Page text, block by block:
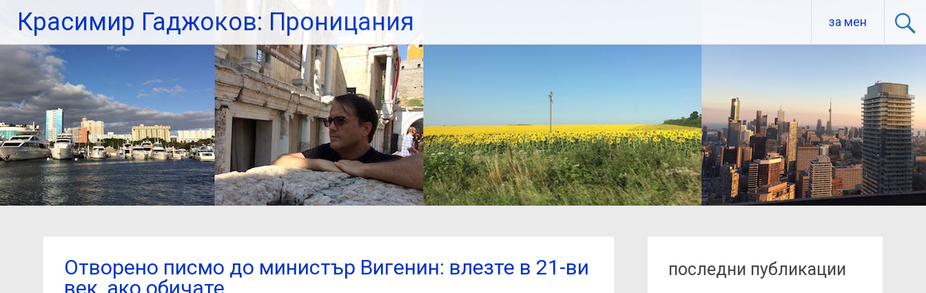
Красимир Гаджоков: Проницания за мен
Отворено писмо до министър Вигенин: влезте в 21-ви
век, ако обичате
последни публикации